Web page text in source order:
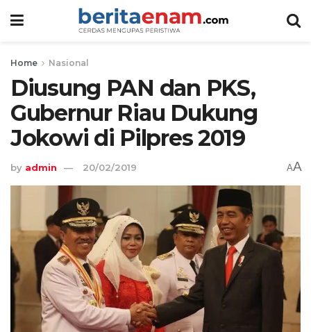
Home Nasional
Diusung PAN dan PKS,
Gubernur Riau Dukung
Jokowi di Pilpres 2019
by admin 20/02/2019 AA